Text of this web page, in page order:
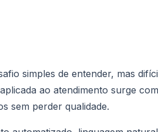
simples de entender, mas
ao atendimento surge
sem perder qualidade.